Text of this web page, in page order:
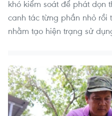
khó kiểm soát để phát dọn
canh tác từng phần nhỏ rồi
nhằm tạo hiện trạng sử
Settlement Loophole